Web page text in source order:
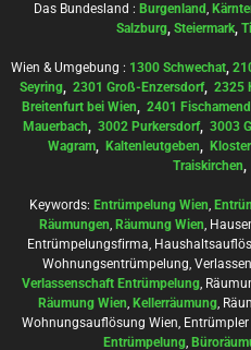
Das Bundesland : Burgenland,
Salzburg, Steiermark,
Wien & Umgebung : 1300 Schwechat,
Seyring, 2301 Groß-Enzersdorf, 2325
Breitenfurt bei Wien, 2401 Fischamend
Mauerbach, 3002 Purkersdorf, 3003
Wagram, Kaltenleutgeben,
Traiskirchen,
Keywords: Entrümpelung Wien,
Räumungen, Räumung Wien,
Entrümpelungsfirma,
Wohnungsentrümpelung,
Verlassenschaft Entrümpelung,
Räumung Wien, Kellerräumung,
Wohnungsauflösung Wien, Entrümpler
Entrümpelung,